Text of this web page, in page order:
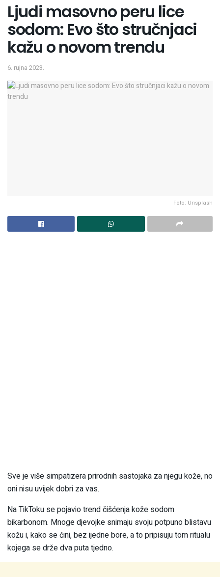
Ljudi masovno peru lice
sodom: Evo što stručnjaci
kažu o novom trendu
6. rujna 2023.
Foto: Unsplash
Sve je više simpatizera prirodnih sastojaka za njegu kože, no
oni nisu uvijek dobri za vas.
Na TikToku se pojavio trend čišćenja kože sodom
bikarbonom. Mnoge djevojke snimaju svoju potpuno blistavu
kožu i, kako se čini, bez ijedne bore, a to pripisuju tom ritualu
kojega se drže dva puta tjedno.